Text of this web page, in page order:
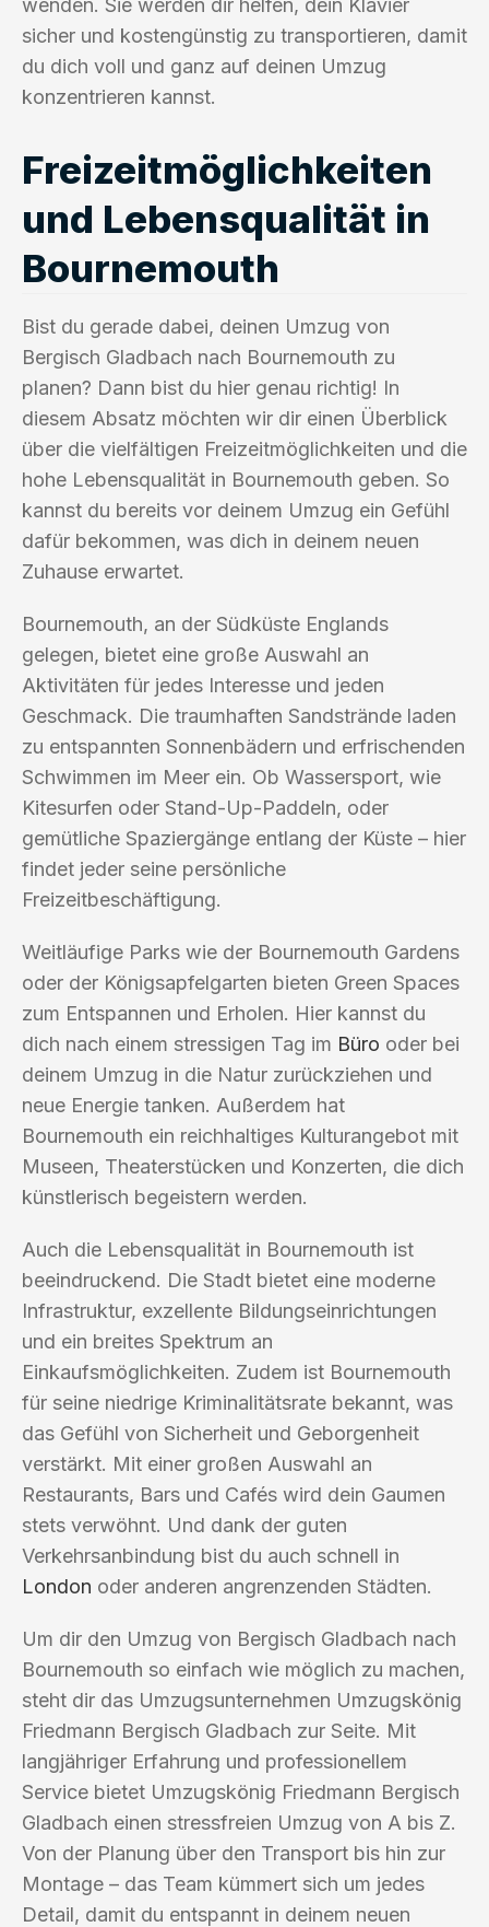
wenden. Sie werden dir helfen, dein Klavier
sicher und kostengünstig zu transportieren, damit
du dich voll und ganz auf deinen Umzug
konzentrieren kannst.
Freizeitmöglichkeiten
und Lebensqualität in
Bournemouth
Bist du gerade dabei, deinen Umzug von
Bergisch Gladbach nach Bournemouth zu
planen? Dann bist du hier genau richtig! In
diesem Absatz möchten wir dir einen Überblick
über die vielfältigen Freizeitmöglichkeiten und die
hohe Lebensqualität in Bournemouth geben. So
kannst du bereits vor deinem Umzug ein Gefühl
dafür bekommen, was dich in deinem neuen
Zuhause erwartet.
Bournemouth, an der Südküste Englands
gelegen, bietet eine große Auswahl an
Aktivitäten für jedes Interesse und jeden
Geschmack. Die traumhaften Sandstrände laden
zu entspannten Sonnenbädern und erfrischenden
Schwimmen im Meer ein. Ob Wassersport, wie
Kitesurfen oder Stand-Up-Paddeln, oder
gemütliche Spaziergänge entlang der Küste – hier
findet jeder seine persönliche
Freizeitbeschäftigung.
Weitläufige Parks wie der Bournemouth Gardens
oder der Königsapfelgarten bieten Green Spaces
zum Entspannen und Erholen. Hier kannst du
dich nach einem stressigen Tag im Büro oder bei
deinem Umzug in die Natur zurückziehen und
neue Energie tanken. Außerdem hat
Bournemouth ein reichhaltiges Kulturangebot mit
Museen, Theaterstücken und Konzerten, die dich
künstlerisch begeistern werden.
Auch die Lebensqualität in Bournemouth ist
beeindruckend. Die Stadt bietet eine moderne
Infrastruktur, exzellente Bildungseinrichtungen
und ein breites Spektrum an
Einkaufsmöglichkeiten. Zudem ist Bournemouth
für seine niedrige Kriminalitätsrate bekannt, was
das Gefühl von Sicherheit und Geborgenheit
verstärkt. Mit einer großen Auswahl an
Restaurants, Bars und Cafés wird dein Gaumen
stets verwöhnt. Und dank der guten
Verkehrsanbindung bist du auch schnell in
London oder anderen angrenzenden Städten.
Um dir den Umzug von Bergisch Gladbach nach
Bournemouth so einfach wie möglich zu machen,
steht dir das Umzugsunternehmen Umzugskönig
Friedmann Bergisch Gladbach zur Seite. Mit
langjähriger Erfahrung und professionellem
Service bietet Umzugskönig Friedmann Bergisch
Gladbach einen stressfreien Umzug von A bis Z.
Von der Planung über den Transport bis hin zur
Montage – das Team kümmert sich um jedes
Detail, damit du entspannt in deinem neuen